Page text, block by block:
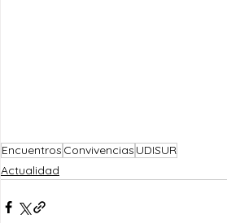
Encuentros Convivencias UDISUR
Actualidad